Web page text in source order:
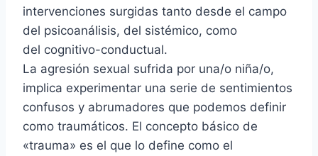
intervenciones surgidas tanto desde el campo
del psicoanálisis, del sistémico, como
del cognitivo-conductual.
La agresión sexual sufrida por una/o niña/o,
implica experimentar una serie de sentimientos
confusos y abrumadores que podemos definir
como traumáticos. El concepto básico de
«trauma» es el que lo define como el